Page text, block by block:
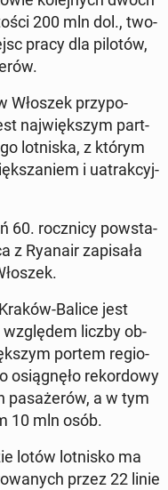
200 mln dol., two­
pracy dla pilotów,
Włoszek przy­po­
naj­więk­szym part­
lot­ni­ska, z którym
i uatrak­cyj­
60. rocz­ni­cy po­wsta­
z Ryanair za­pi­sa­ła
Balice jest
wzglę­dem liczby ob­
portem re­gio­
osią­gnę­ło re­kor­do­wy
pa­sa­że­rów, a w tym
10 mln osób.
lotów lot­ni­sko ma
przez 22 linie